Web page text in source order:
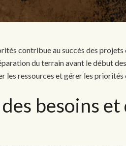
contribue au succès des
du terrain avant le début
les ressources et gérer les
besoins